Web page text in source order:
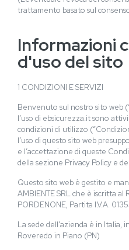
trattamento basato sul
Informazioni
d'uso del sito
1 CONDIZIONI E SERVIZI
Benvenuto sul nostro sito web
l’uso di ebsicurezza.it sono
condizioni di utilizzo
l’uso di questo sito web
e l’accettazione di queste
della sezione Privacy Policy e
Questo sito web è gestito e
AMBIENTE SRL che è iscritta al
PORDENONE, Partita I.V.A.
La sede dell’azienda è in
Roveredo in Piano (PN)